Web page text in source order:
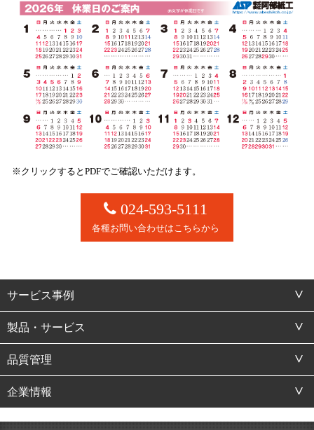
※クリックするとPDFでご確認いただけます。
024-593-5111
各種お問い合わせはこちらから
サービス事例
製品・サービス
品質管理
企業情報